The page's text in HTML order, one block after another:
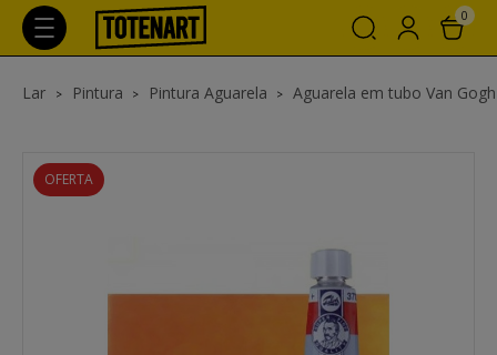
0
Lar Pintura Pintura Aguarela Aguarela em tubo Van Gogh
OFERTA